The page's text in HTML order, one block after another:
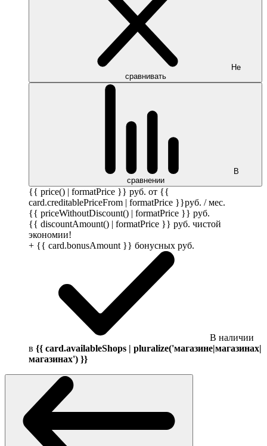
Не
сравнивать
В
сравнении
{{ price() | formatPrice }} руб. от {{
card.creditablePriceFrom | formatPrice }}руб. / мес.
{{ priceWithoutDiscount() | formatPrice }} руб.
{{ discountAmount() | formatPrice }} руб. чистой
экономии!
+ {{ card.bonusAmount }} бонусных руб.
В наличии
в {{ card.availableShops | pluralize('магазине|магазинах|
магазинах') }}